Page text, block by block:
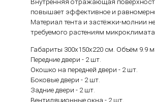
повышает эффективное и
Материал тента и застёжки-молнии
требуемого растениям микроклимата.
Габариты 300х150х220 см. Объём 9.9
Передние двери - 2 шт.
Окошко на передней двери - 2 шт.
Боковые двери - 2 шт.
Задние двери - 2 шт.
Вентиляционные окна - 2 шт.